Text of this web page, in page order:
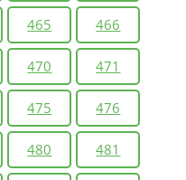
465 466
470 471
475 476
480 481